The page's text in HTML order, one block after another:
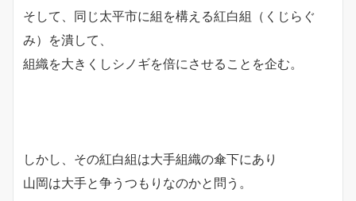
そして、同じ太平市に組を構える紅白組（くじらぐ
み）を潰して、
組織を大きくしシノギを倍にさせることを企む。
しかし、その紅白組は大手組織の傘下にあり
山岡は大手と争うつもりなのかと問う。